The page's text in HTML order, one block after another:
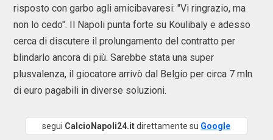
risposto con garbo agli amicibavaresi: "Vi ringrazio, ma
non lo cedo". Il Napoli punta forte su Koulibaly e adesso
cerca di discutere il prolungamento del contratto per
blindarlo ancora di più. Sarebbe stata una super
plusvalenza, il giocatore arrivò dal Belgio per circa 7 mln
di euro pagabili in diverse soluzioni.
segui CalcioNapoli24.itdirettamente su Google